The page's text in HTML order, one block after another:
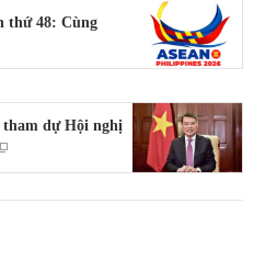
thứ 48: Cùng
dự Hội nghị